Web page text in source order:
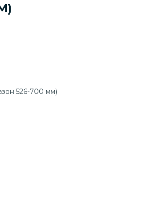
526-700 мм)